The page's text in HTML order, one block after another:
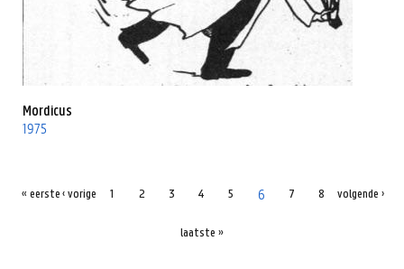
Mordicus
1975
« eerste ‹ vorige 1 2 3 4 5 6 7 8 volgende ›
laatste »